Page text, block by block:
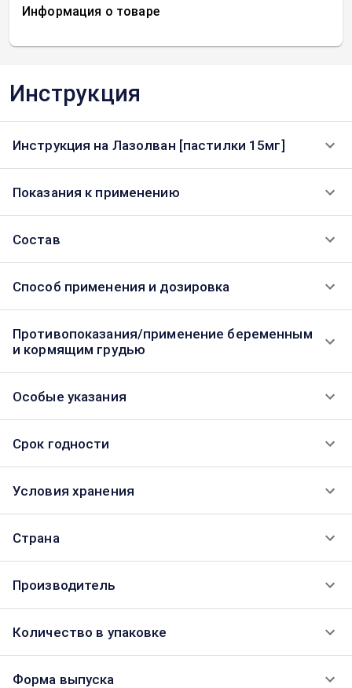
Информация о товаре
Инструкция
Инструкция на Лазолван [пастилки 15мг]
Показания к применению
Состав
Способ применения и дозировка
Противопоказания/применение беременным
и кормящим грудью
Особые указания
Срок годности
Условия хранения
Страна
Производитель
Количество в упаковке
Форма выпуска